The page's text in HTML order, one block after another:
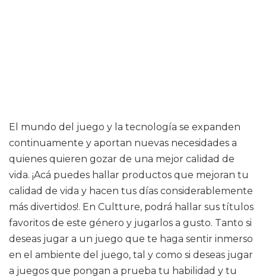
El mundo del juego y la tecnología se expanden
continuamente y aportan nuevas necesidades a
quienes quieren gozar de una mejor calidad de
vida. ¡Acá puedes hallar productos que mejoran tu
calidad de vida y hacen tus días considerablemente
más divertidos!. En Cultture, podrá hallar sus títulos
favoritos de este género y jugarlos a gusto. Tanto si
deseas jugar a un juego que te haga sentir inmerso
en el ambiente del juego, tal y como si deseas jugar
a juegos que pongan a prueba tu habilidad y tu